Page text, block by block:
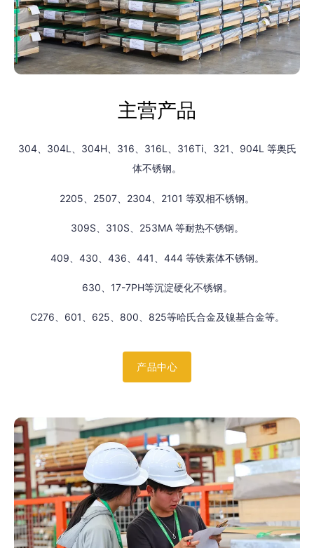
主营产品
304、304L、304H、316、316L、316Ti、321、904L 等奥氏
体不锈钢。
2205、2507、2304、2101 等双相不锈钢。
309S、310S、253MA 等耐热不锈钢。
409、430、436、441、444 等铁素体不锈钢。
630、17-7PH等沉淀硬化不锈钢。
C276、601、625、800、825等哈氏合金及镍基合金等。
产品中心